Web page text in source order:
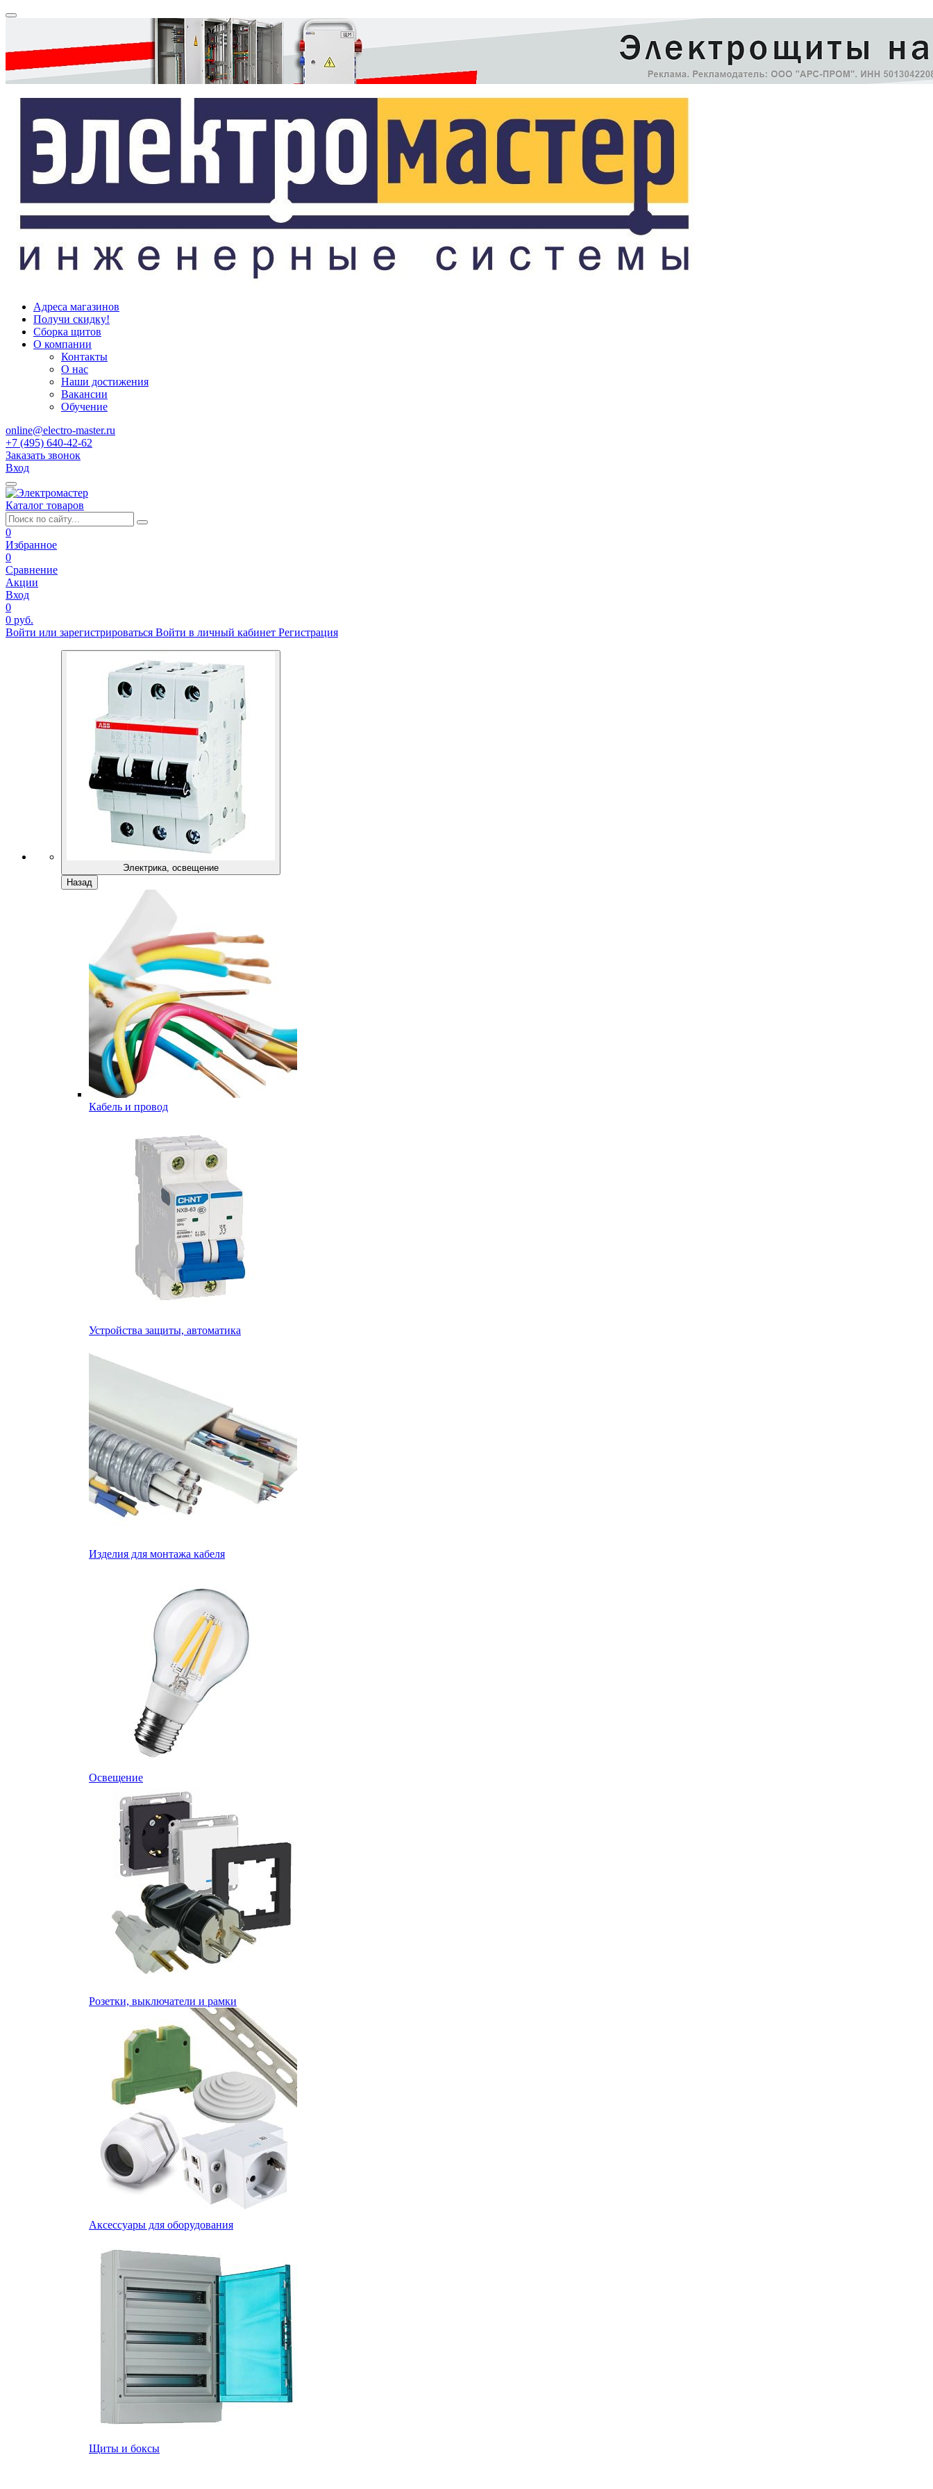
Адреса магазинов
Получи скидку!
Сборка щитов
О компании
Контакты
О нас
Наши достижения
Вакансии
Обучение
online@electro-master.ru
+7 (495) 640-42-62
Заказать звонок
Вход
Каталог товаров
0
Избранное
0
Сравнение
Акции
Вход
0
0 руб.
Войти или зарегистрироваться Войти в личный кабинет Регистрация
Электрика, освещение
Назад
Кабель и провод
Устройства защиты, автоматика
Изделия для монтажа кабеля
Освещение
Розетки, выключатели и рамки
Аксессуары для оборудования
Щиты и боксы